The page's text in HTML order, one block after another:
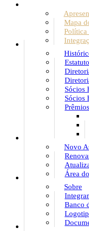
Mapa
Política
Estatuto
Sócios
Sócios
Prêmios
Novo
Área
Sobre
Banco